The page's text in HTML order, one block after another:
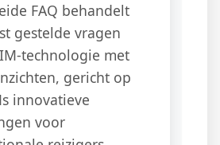
FAQ behandelt
gestelde vragen
technologie met
gericht op
innovatieve
voor